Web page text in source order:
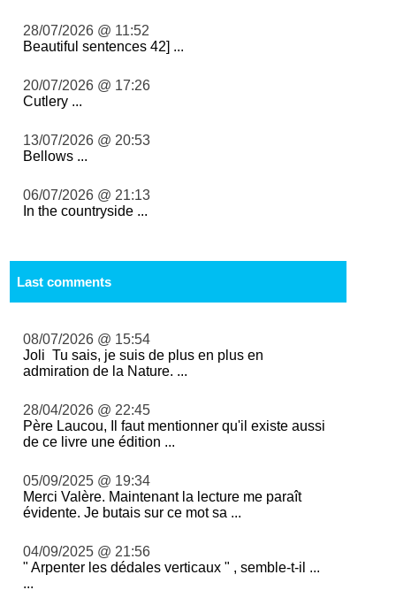
28/07/2026 @ 11:52
Beautiful sentences 42] ...
20/07/2026 @ 17:26
Cutlery ...
13/07/2026 @ 20:53
Bellows ...
06/07/2026 @ 21:13
In the countryside ...
Last comments
08/07/2026 @ 15:54
Joli Tu sais, je suis de plus en plus en
admiration de la Nature. ...
28/04/2026 @ 22:45
Père Laucou, Il faut mentionner qu'il existe aussi
de ce livre une édition ...
05/09/2025 @ 19:34
Merci Valère. Maintenant la lecture me paraît
évidente. Je butais sur ce mot sa ...
04/09/2025 @ 21:56
" Arpenter les dédales verticaux " , semble-t-il ...
...